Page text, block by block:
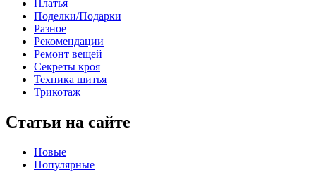
Платья
Поделки/Подарки
Разное
Рекомендации
Ремонт вещей
Секреты кроя
Техника шитья
Трикотаж
Статьи на сайте
Новые
Популярные